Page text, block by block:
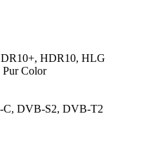
HDR10, HLG
Pur Color
C, DVB-S2, DVB-T2